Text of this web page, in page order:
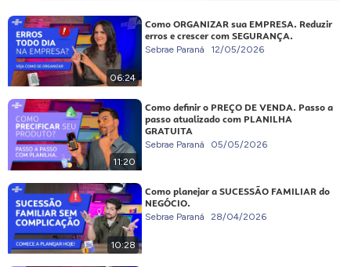
06:24
Como ORGANIZAR sua EMPRESA. Reduzir
erros e crescer com SEGURANÇA.
Sebrae Paraná 12/05/2026
11:20
Como definir o PREÇO DE VENDA. Passo a
passo atualizado com PLANILHA
GRATUITA
Sebrae Paraná 05/05/2026
10:28
Como planejar a SUCESSÃO FAMILIAR do
NEGÓCIO.
Sebrae Paraná 28/04/2026